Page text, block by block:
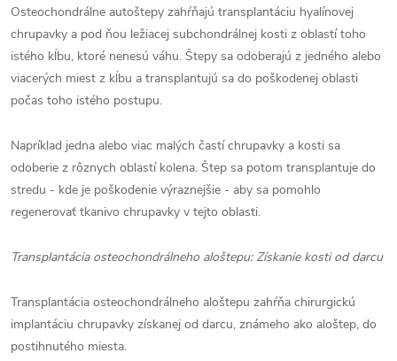
Osteochondrálne autoštepy zahŕňajú transplantáciu hyalínovej
chrupavky a pod ňou ležiacej subchondrálnej kosti z oblastí toho
istého kĺbu, ktoré nenesú váhu. Štepy sa odoberajú z jedného alebo
viacerých miest z kĺbu a transplantujú sa do poškodenej oblasti
počas toho istého postupu.
Napríklad jedna alebo viac malých častí chrupavky a kosti sa
odoberie z rôznych oblastí kolena. Štep sa potom transplantuje do
stredu - kde je poškodenie výraznejšie - aby sa pomohlo
regenerovať tkanivo chrupavky v tejto oblasti.
Transplantácia osteochondrálneho aloštepu: Získanie kosti od darcu
Transplantácia osteochondrálneho aloštepu zahŕňa chirurgickú
implantáciu chrupavky získanej od darcu, známeho ako aloštep, do
postihnutého miesta.